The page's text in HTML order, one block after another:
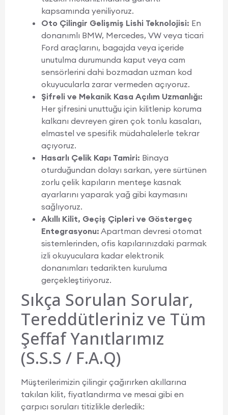
kapsamında yeniliyoruz.
Oto Çilingir Gelişmiş Lishi Teknolojisi: En
donanımlı BMW, Mercedes, VW veya ticari
Ford araçlarını, bagajda veya içeride
unutulma durumunda kaput veya cam
sensörlerini dahi bozmadan uzman kod
okuyucularla zarar vermeden açıyoruz.
Şifreli ve Mekanik Kasa Açılım Uzmanlığı:
Her şifresini unuttuğu için kilitlenip koruma
kalkanı devreyen giren çok tonlu kasaları,
elmastel ve spesifik müdahalelerle tekrar
açıyoruz.
Hasarlı Çelik Kapı Tamiri: Binaya
oturduğundan dolayı sarkan, yere sürtünen
zorlu çelik kapıların menteşe kasnak
ayarlarını yaparak yağ gibi kaymasını
sağlıyoruz.
Akıllı Kilit, Geçiş Çipleri ve Göstergeç
Entegrasyonu: Apartman devresi otomat
sistemlerinden, ofis kapılarınızdaki parmak
izli okuyuculara kadar elektronik
donanımları tedarikten kuruluma
gerçekleştiriyoruz.
Sıkça Sorulan Sorular,
Tereddütleriniz ve Tüm
Şeffaf Yanıtlarımız
(S.S.S / F.A.Q)
Müşterilerimizin çilingir çağırırken akıllarına
takılan kilit, fiyatlandırma ve mesai gibi en
çarpıcı soruları titizlikle derledik: